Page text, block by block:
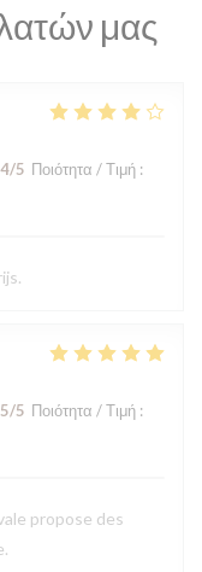
μας
4/5 Ποιότητα / Τιμή :
5/5 Ποιότητα / Τιμή :
propose des